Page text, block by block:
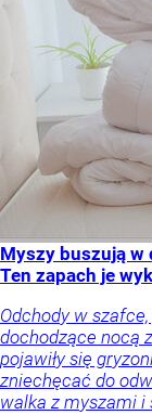
Myszy buszują w
Ten zapach je
Odchody w
dochodzące nocą
pojawiły się
zniechęcać do
walka z myszami i